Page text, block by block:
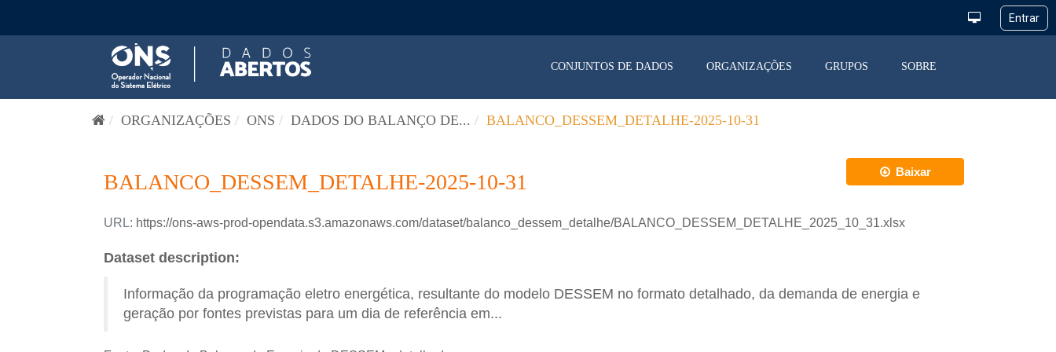
CONJUNTOS DE DADOS ORGANIZAÇÕES GRUPOS SOBRE
ORGANIZAÇÕES ONS DADOS DO BALANÇO DE... BALANCO_DESSEM_DETALHE-2025-10-31
Baixar
BALANCO_DESSEM_DETALHE-2025-10-31
URL: https://ons-aws-prod-opendata.s3.amazonaws.com/dataset/balanco_dessem_detalhe/BALANCO_DESSEM_DETALHE_2025_10_31.xlsx
Dataset description:
Informação da programação eletro energética, resultante do modelo DESSEM no formato detalhado, da demanda de energia e
geração por fontes previstas para um dia de referência em...